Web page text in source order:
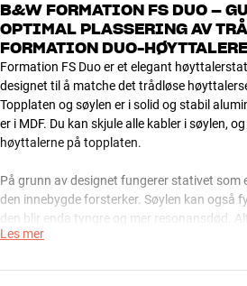
B&W FORMATION FS DUO –
OPTIMAL PLASSERING AV
FORMATION DUO-HØYTTALERE
Formation FS Duo er et elegant
designet til å matche det trådløse
Topplaten og søylen er i solid og stabil
er i MDF. Du kan skjule alle kabler i søylen,
høyttalerne på topplaten.
På grunn av designet fungerer stativet som
den innebygde forsterker. Søylen kan også
den blir enda tyngre og mer resonansdød.
bidrar til å sikre deg best mulig stabilitet og
Les mer